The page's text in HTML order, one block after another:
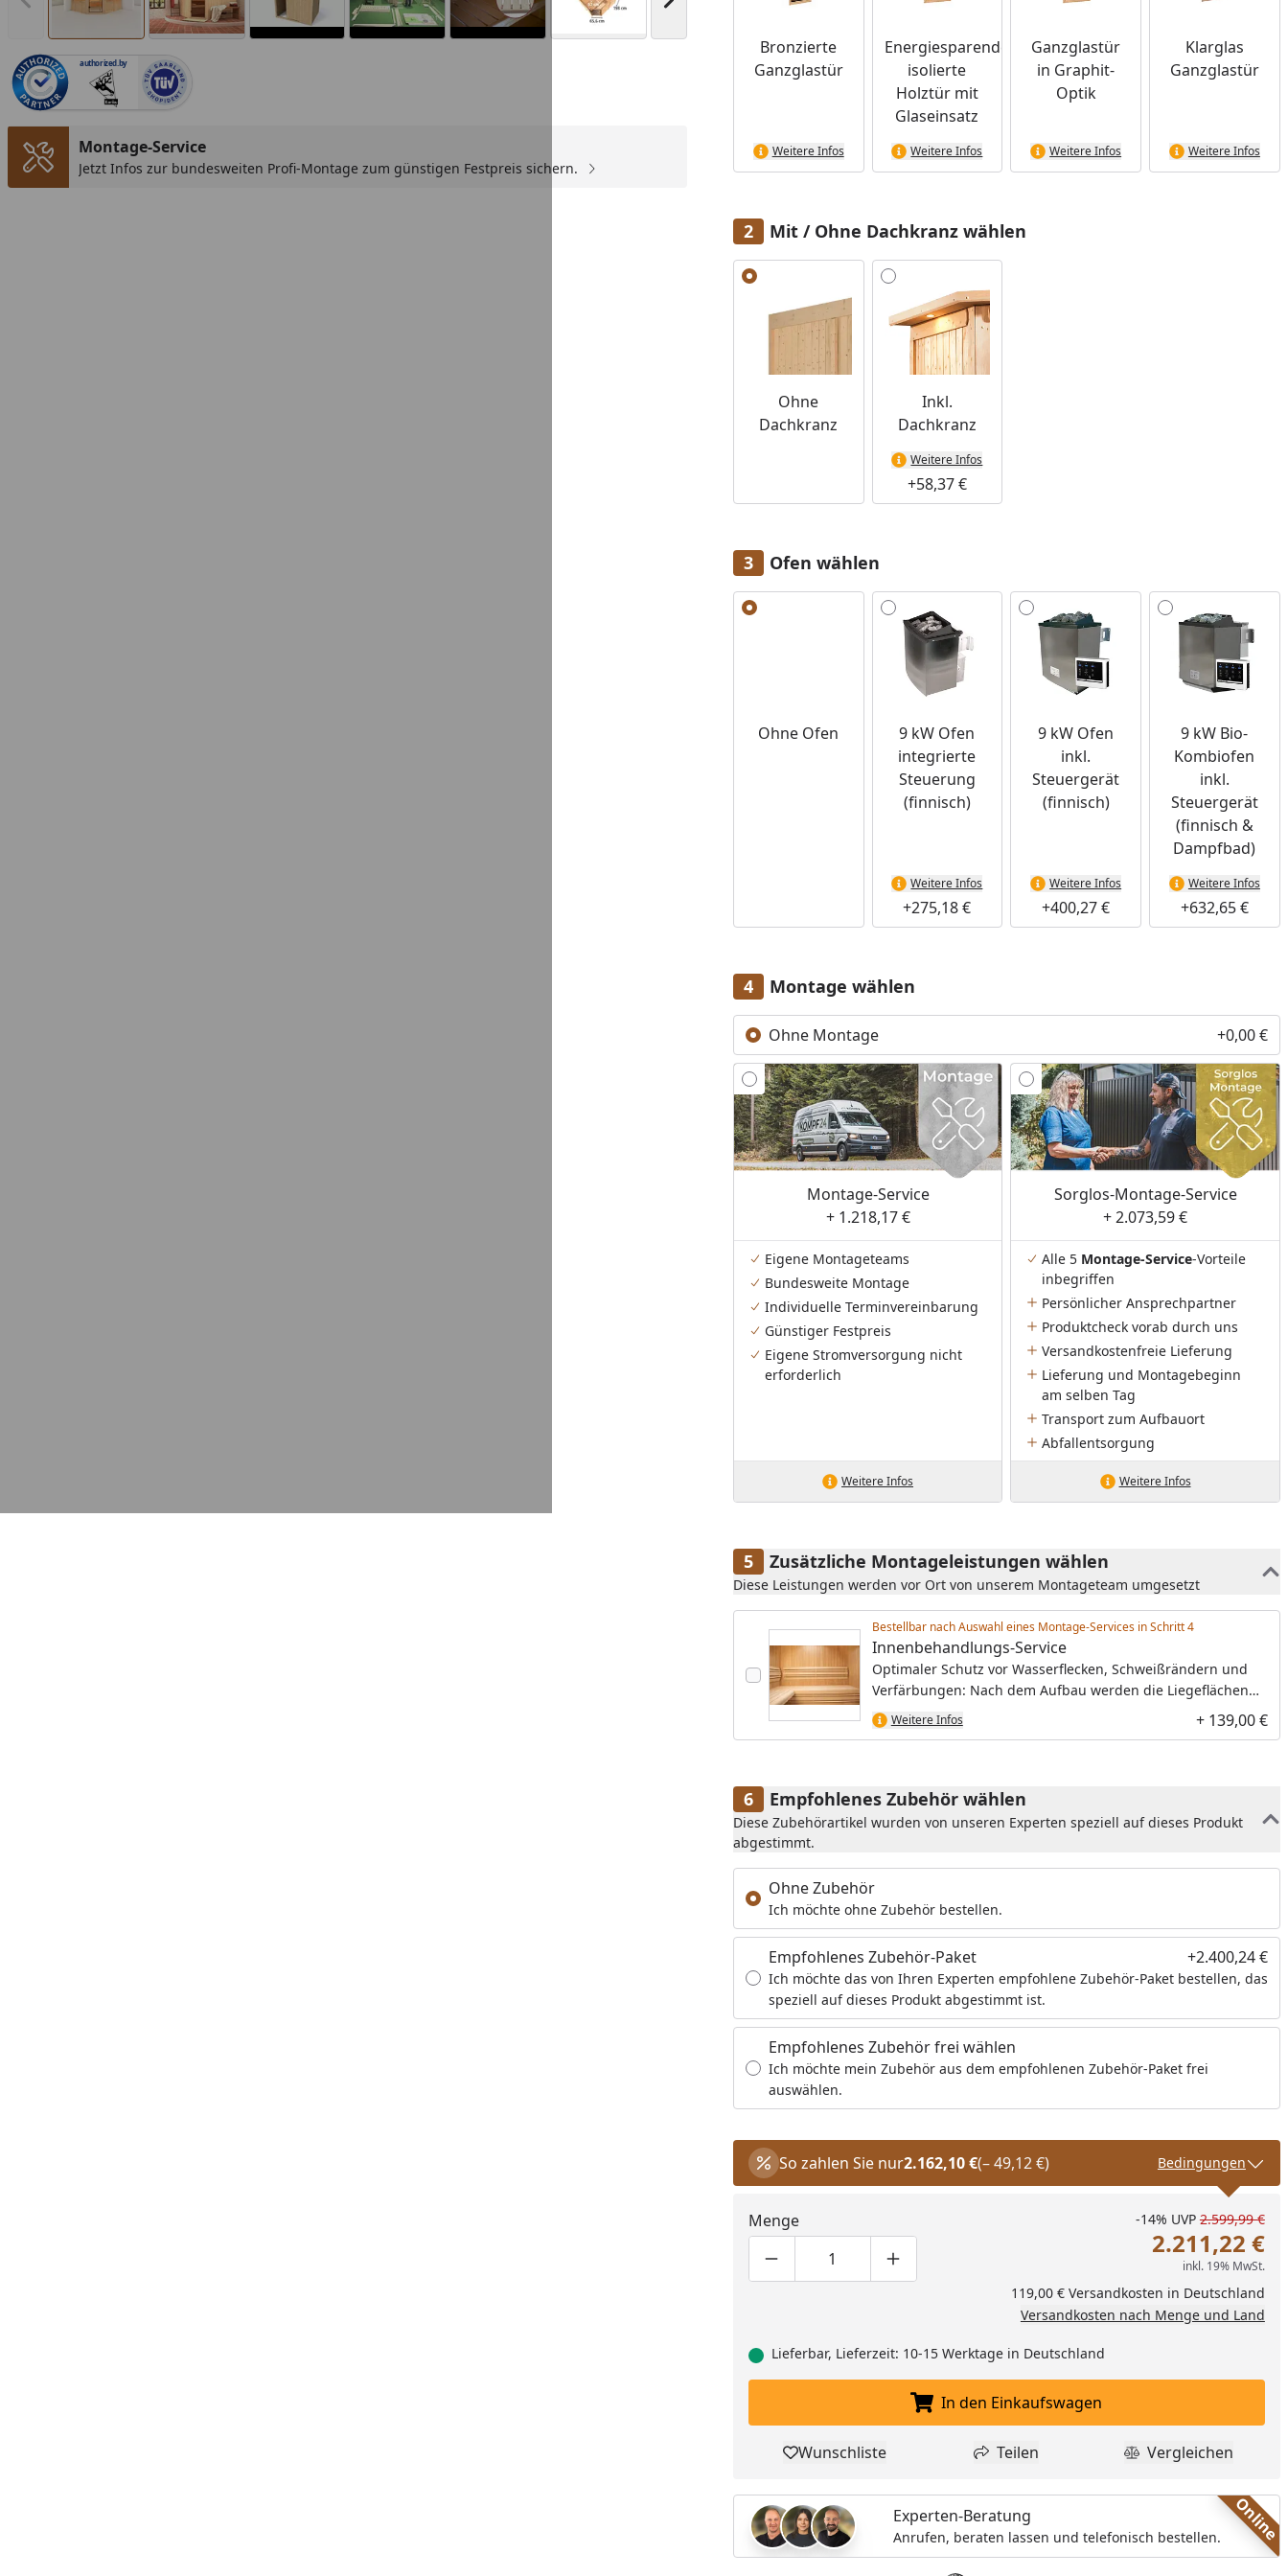
authorized.by
Montage-Service
Jetzt Infos zur bundesweiten Profi-Montage zum günstigen Festpreis sichern.
Bronzierte
Ganzglastür
Weitere Infos
Energiesparende,
isolierte
Holztür mit
Glaseinsatz
Weitere Infos
Ganzglastür
in Graphit-
Optik
Weitere Infos
Klarglas
Ganzglastür
Weitere Infos
Mit / Ohne Dachkranz wählen
Alle anzeigen (2)
Ohne
Dachkranz
Inkl.
Dachkranz
Weitere Infos
+58,37 €
Ofen wählen
Alle anzeigen (4)
Ohne Ofen
9 kW Ofen
integrierte
Steuerung
(finnisch)
Weitere Infos
+275,18 €
9 kW Ofen
inkl.
Steuergerät
(finnisch)
Weitere Infos
+400,27 €
9 kW Bio-
Kombiofen
inkl.
Steuergerät
(finnisch &
Dampfbad)
Weitere Infos
+632,65 €
Montage wählen
Ohne Montage +0,00 €
Montage-Service
+ 1.218,17 €
Eigene Montageteams
Bundesweite Montage
Individuelle Terminvereinbarung
Günstiger Festpreis
Eigene Stromversorgung nicht
erforderlich
Weitere Infos
Sorglos-Montage-Service
+ 2.073,59 €
Alle 5 Montage-Service-Vorteile
inbegriffen
Persönlicher Ansprechpartner
Produktcheck vorab durch uns
Versandkostenfreie Lieferung
Lieferung und Montagebeginn
am selben Tag
Transport zum Aufbauort
Abfallentsorgung
Weitere Infos
Zusätzliche Montageleistungen wählen
Diese Leistungen werden vor Ort von unserem Montageteam umgesetzt
Bestellbar nach Auswahl eines Montage-Services in Schritt
Innenbehandlungs-Service
Optimaler Schutz vor Wasserflecken, Schweißrändern und
Verfärbungen: Nach dem Aufbau werden die Liegeflächen
und Rückenlehnen mit einer speziellen, hochwertigen
Sauna-Pflegemilch behandelt.
Weitere Infos + 139,00 €
Empfohlenes Zubehör wählen
Diese Zubehörartikel wurden von unseren Experten speziell auf dieses Produkt
abgestimmt.
Ohne Zubehör
Ich möchte ohne Zubehör bestellen.
Empfohlenes Zubehör-Paket +2.400,24 €
Ich möchte das von Ihren Experten empfohlene Zubehör-Paket bestellen, das
speziell auf dieses Produkt abgestimmt ist.
Empfohlenes Zubehör frei wählen
Ich möchte mein Zubehör aus dem empfohlenen Zubehör-Paket frei
auswählen.
So zahlen Sie nur2.162,10 €(– 49,12 €) Bedingungen
Menge
Produktmenge um eins verringern
Produktmenge manuell eingeben
Produktmenge um eins erhöhen
-14% UVP 2.599,99 €
2.211,22 €
inkl. 19% MwSt.
119,00 € Versandkosten in Deutschland
Versandkosten nach Menge und Land
Lieferbar, Lieferzeit: 10-15 Werktage in Deutschland
In den Einkaufswagen legen
In den Einkaufswagen
Produkt zur Wunschliste hinzufügen
Wunschliste Teilen
Teilen Produkt
Vergleichen
Online
Experten-Beratung
Anrufen, beraten lassen und telefonisch bestellen.